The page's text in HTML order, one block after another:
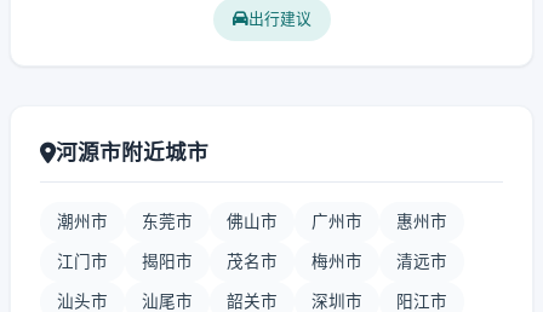
出行建议
河源市附近城市
潮州市 东莞市 佛山市 广州市 惠州市
江门市 揭阳市 茂名市 梅州市 清远市
汕头市 汕尾市 韶关市 深圳市 阳江市